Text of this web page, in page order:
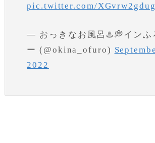
pic.twitter.com/XGvrw2gdug
— おっきなお風呂♨️💭インふ
ー (@okina_ofuro)
2022